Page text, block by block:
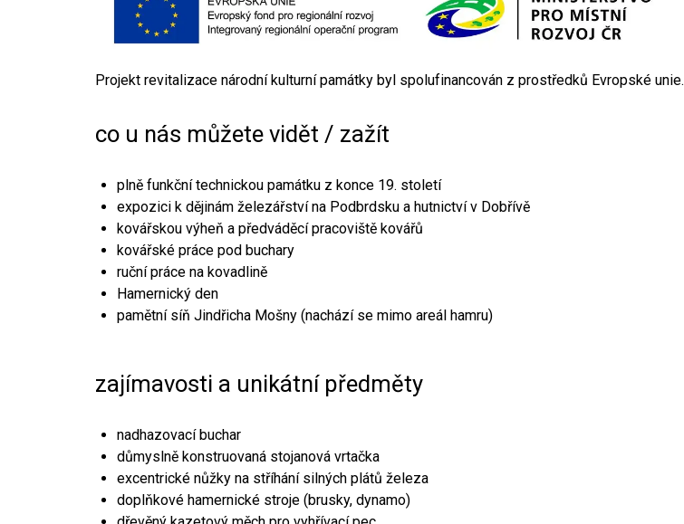
Projekt revitalizace národní kulturní památky byl spolufinancován z prostředků Evropské unie.
co u nás můžete vidět / zažít
plně funkční technickou památku z konce 19. století
expozici k dějinám železářství na Podbrdsku a hutnictví v Dobřívě
kovářskou výheň a předváděcí pracoviště kovářů
kovářské práce pod buchary
ruční práce na kovadlině
Hamernický den
pamětní síň Jindřicha Mošny (nachází se mimo areál hamru)
zajímavosti a unikátní předměty
nadhazovací buchar
důmyslně konstruovaná stojanová vrtačka
excentrické nůžky na stříhání silných plátů železa
doplňkové hamernické stroje (brusky, dynamo)